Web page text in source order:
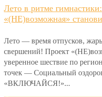
Лето в ритме
«(НЕ)возможная»
Лето — время отпусков,
свершений! Проект
уверенное шествие по
точек — Социальный
«ВКЛЮЧАЙСЯ!»...